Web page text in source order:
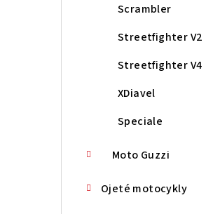
Scrambler
Streetfighter V2
Streetfighter V4
XDiavel
Speciale
Moto Guzzi
Ojeté motocykly